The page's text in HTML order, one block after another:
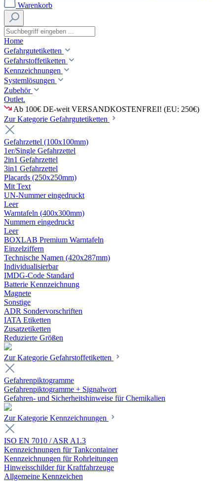
Warenkorb
Home
Gefahrgutetiketten
Gefahrstoffetiketten
Kennzeichnungen
Systemlösungen
Zubehör
Outlet.
Ab 100€ DE-weit VERSANDKOSTENFREI! (EU: 250€)
Zur Kategorie Gefahrgutetiketten
Gefahrzettel (100x100mm)
1er/Single Gefahrzettel
2in1 Gefahrzettel
3in1 Gefahrzettel
Placards (250x250mm)
Mit Text
UN-Nummer eingedruckt
Leer
Warntafeln (400x300mm)
Nummern eingedruckt
Leer
BOXLAB Premium Warntafeln
Einzelziffern
Technische Namen (420x287mm)
Individualisierbar
IMDG-Code Standard
Batterie Kennzeichnung
Magnete
Sonstige
ADR Sondervorschriften
IATA Etiketten
Zusatzetiketten
Reduzierte Größen
Zur Kategorie Gefahrstoffetiketten
Gefahrenpiktogramme
Gefahrenpiktogramme + Signalwort
Gefahren- und Sicherheitshinweise für Chemikalien
Zur Kategorie Kennzeichnungen
ISO EN 7010 / ASR A1.3
Kennzeichnungen für Tankcontainer
Kennzeichnungen für Rohrleitungen
Hinweisschilder für Kraftfahrzeuge
Allgemeine Kennzeichen